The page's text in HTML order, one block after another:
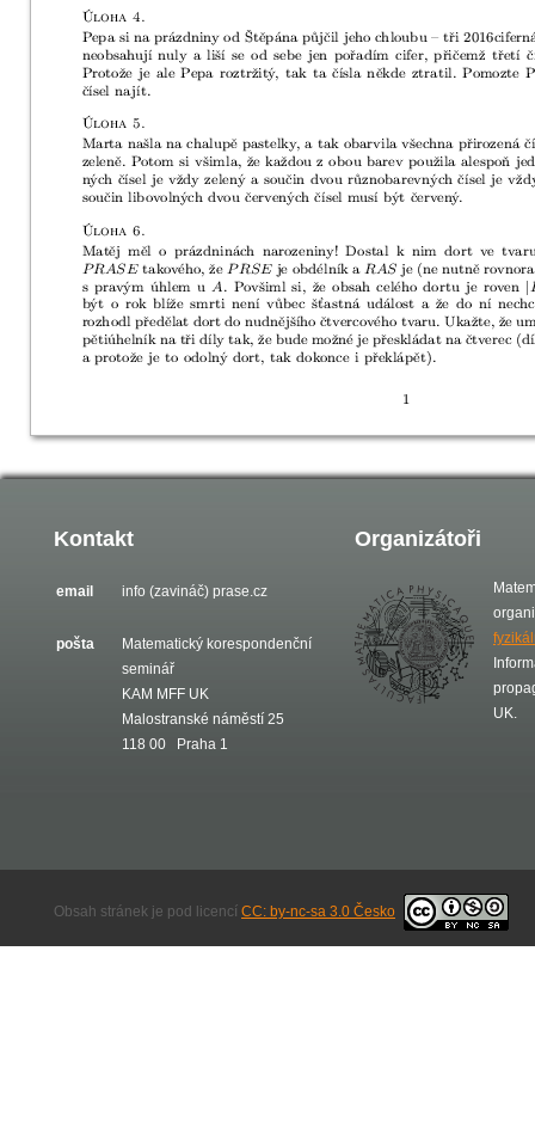
Kontakt
email info (zavináč) prase.cz
pošta
Matematický korespondenční
seminář
KAM MFF UK
Malostranské náměstí 25
118 00 Praha 1
Organizátoři
UK.
Obsah stránek je pod licencí CC: by-nc-sa 3.0 Česko